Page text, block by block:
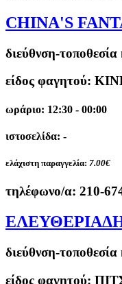
CHINA'S
διεύθνση-
είδος φαγητού:
ωράριο: 12:30 - 00:00
ιστοσελίδα: -
ελάχιστη παραγγελία: 7.00€
τηλέφωνο/α: 210-
διεύθνση-
είδος φαγητού: